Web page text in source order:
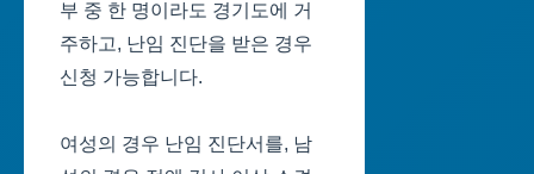
부 중 한 명이라도 경기도에 거
주하고, 난임 진단을 받은 경우
신청 가능합니다.
여성의 경우 난임 진단서를, 남